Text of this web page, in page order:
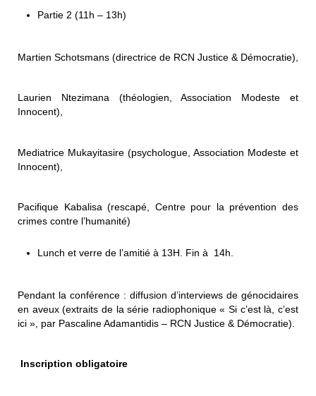
Partie 2 (11h – 13h)
Martien Schotsmans (directrice de RCN Justice & Démocratie),
Laurien Ntezimana (théologien, Association Modeste et
Innocent),
Mediatrice Mukayitasire (psychologue, Association Modeste et
Innocent),
Pacifique Kabalisa (rescapé, Centre pour la prévention des
crimes contre l’humanité)
Lunch et verre de l’amitié à 13H. Fin à 14h.
Pendant la conférence : diffusion d’interviews de génocidaires
en aveux (extraits de la série radiophonique « Si c’est là, c’est
ici », par Pascaline Adamantidis – RCN Justice & Démocratie).
Inscription obligatoire